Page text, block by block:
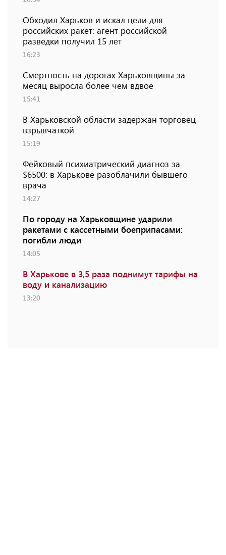
Обходил Харьков и искал цели для
российских ракет: агент российской
разведки получил 15 лет
16:23
Смертность на дорогах Харьковщины за
месяц выросла более чем вдвое
15:41
В Харьковской области задержан торговец
взрывчаткой
15:19
Фейковый психиатрический диагноз за
$6500: в Харькове разоблачили бывшего
врача
14:27
По городу на Харьковщине ударили
ракетами с кассетными боеприпасами:
погибли люди
14:05
В Харькове в 3,5 раза поднимут тарифы на
воду и канализацию
13:20